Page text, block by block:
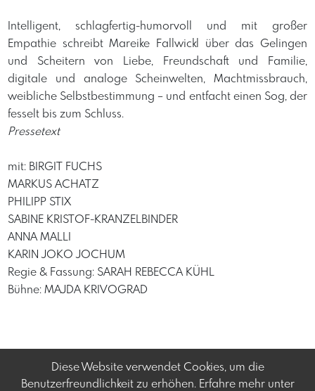
Intelligent, schlagfertig-humorvoll und mit großer
Empathie schreibt Mareike Fallwickl über das Gelingen
und Scheitern von Liebe, Freundschaft und Familie,
digitale und analoge Scheinwelten, Machtmissbrauch,
weibliche Selbstbestimmung – und entfacht einen Sog, der
fesselt bis zum Schluss.
Pressetext
mit: BIRGIT FUCHS
MARKUS ACHATZ
PHILIPP STIX
SABINE KRISTOF-KRANZELBINDER
ANNA MALLI
KARIN JOKO JOCHUM
Regie & Fassung: SARAH REBECCA KÜHL
Bühne: MAJDA KRIVOGRAD
Diese Website verwendet Cookies, um die
Benutzerfreundlichkeit zu erhöhen. Erfahre mehr unter